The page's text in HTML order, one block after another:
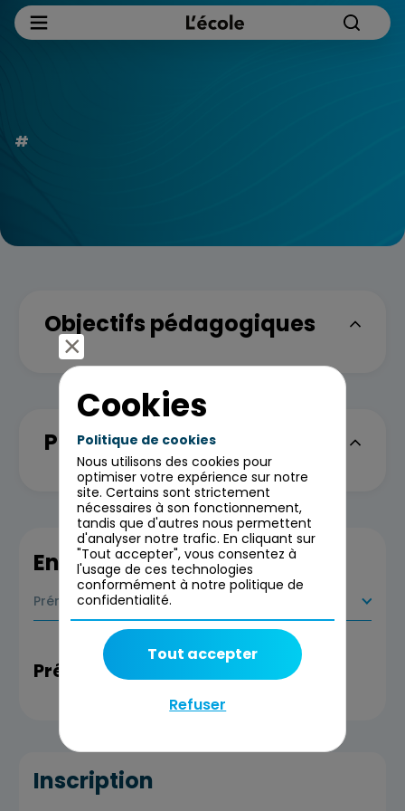
Objectifs pédagogiques
Programme
En savoir plus
Prérequis
Prérequis
Inscription
Cookies
Politique de cookies
Nous utilisons des cookies pour
optimiser votre expérience sur notre
site. Certains sont strictement
nécessaires à son fonctionnement,
tandis que d'autres nous permettent
d'analyser notre trafic. En cliquant sur
"Tout accepter", vous consentez à
l'usage de ces technologies
conformément à notre politique de
confidentialité.
Refuser
Tout accepter